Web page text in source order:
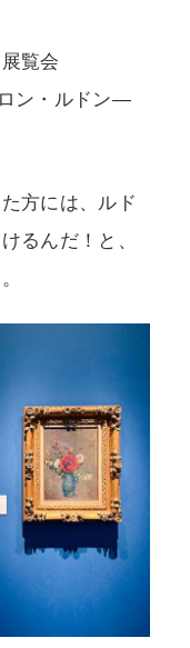
覧会
ロン・ルドン―
方には、ルド
るんだ！と、